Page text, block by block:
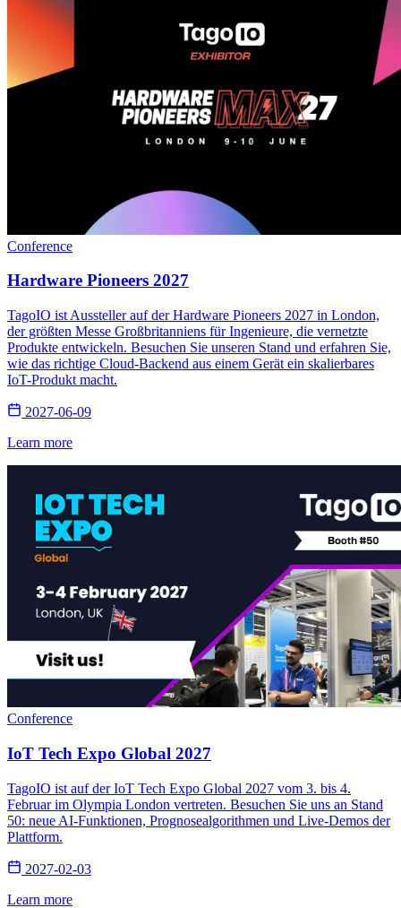
Conference
Hardware Pioneers 2027
TagoIO ist Aussteller auf der Hardware Pioneers 2027 in London,
der größten Messe Großbritanniens für Ingenieure, die vernetzte
Produkte entwickeln. Besuchen Sie unseren Stand und erfahren Sie,
wie das richtige Cloud-Backend aus einem Gerät ein skalierbares
IoT-Produkt macht.
2027-06-09
Learn more
Conference
IoT Tech Expo Global 2027
TagoIO ist auf der IoT Tech Expo Global 2027 vom 3. bis 4.
Februar im Olympia London vertreten. Besuchen Sie uns an Stand
50: neue AI-Funktionen, Prognosealgorithmen und Live-Demos der
Plattform.
2027-02-03
Learn more